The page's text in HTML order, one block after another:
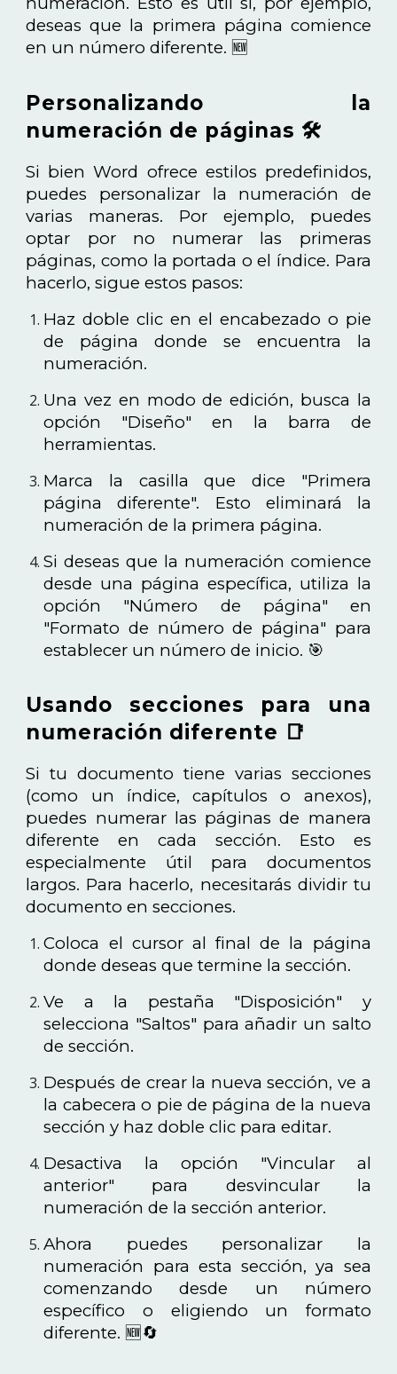
deseas que la primera página comience
en un número diferente. 🆕
Personalizando la
numeración de páginas 🛠️
Si bien Word ofrece estilos predefinidos,
puedes personalizar la numeración de
varias maneras. Por ejemplo, puedes
optar por no numerar las primeras
páginas, como la portada o el índice. Para
hacerlo, sigue estos pasos:
Haz doble clic en el encabezado o pie
de página donde se encuentra la
numeración.
Una vez en modo de edición, busca la
opción "Diseño" en la barra de
herramientas.
Marca la casilla que dice "Primera
página diferente". Esto eliminará la
numeración de la primera página.
Si deseas que la numeración comience
desde una página específica, utiliza la
opción "Número de página" en
"Formato de número de página" para
establecer un número de inicio. 🎯
Usando secciones para una
numeración diferente 📑
Si tu documento tiene varias secciones
(como un índice, capítulos o anexos),
puedes numerar las páginas de manera
diferente en cada sección. Esto es
especialmente útil para documentos
largos. Para hacerlo, necesitarás dividir tu
documento en secciones.
Coloca el cursor al final de la página
donde deseas que termine la sección.
Ve a la pestaña "Disposición" y
selecciona "Saltos" para añadir un salto
de sección.
Después de crear la nueva sección, ve a
la cabecera o pie de página de la nueva
sección y haz doble clic para editar.
Desactiva la opción "Vincular al
anterior" para desvincular la
numeración de la sección anterior.
Ahora puedes personalizar la
numeración para esta sección, ya sea
comenzando desde un número
específico o eligiendo un formato
diferente. 🆕🔄